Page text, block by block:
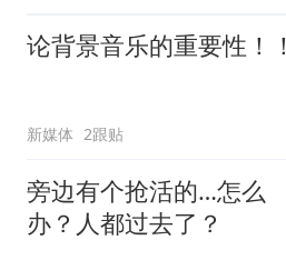
论背景音乐的重要性！！
新媒体 2跟贴
旁边有个抢活的…怎么
办？人都过去了？